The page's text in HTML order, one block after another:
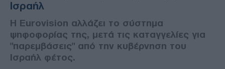
Ισραήλ
Η Eurovision αλλάζει το σύστημα
ψηφοφορίας της, μετά τις καταγγελίες για
"παρεμβάσεις" από την κυβέρνηση του
Ισραήλ φέτος.